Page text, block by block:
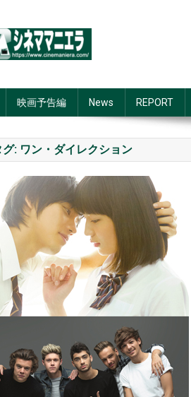
映画予告編 News REPORT
グ: ワン・ダイレクション